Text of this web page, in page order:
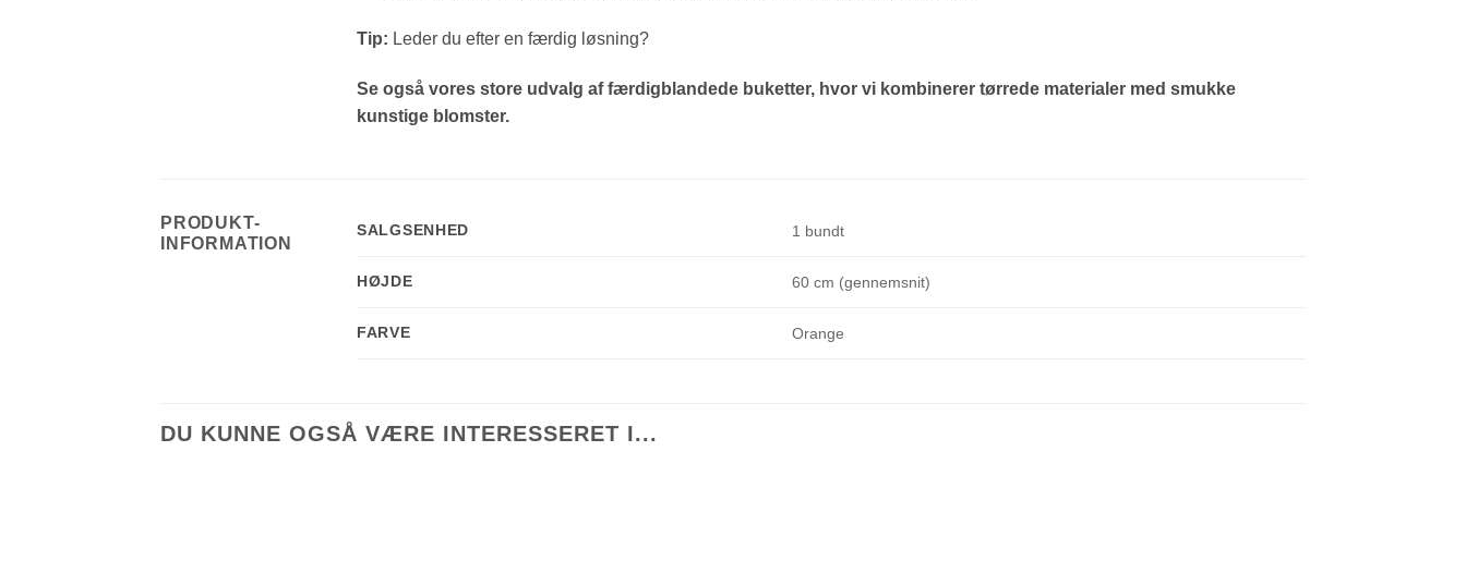
Tip: Leder du efter en færdig løsning?
Se også vores store udvalg af færdigblandede buketter, hvor vi kombinerer tørrede materialer med smukke
kunstige blomster.
PRODUKT-
INFORMATION
SALGSENHED 1 bundt
HØJDE 60 cm (gennemsnit)
FARVE Orange
DU KUNNE OGSÅ VÆRE INTERESSERET I...